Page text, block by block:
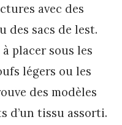
avec des
des sacs de lest.
à placer sous les
légers ou les
des modèles
d’un tissu assorti.